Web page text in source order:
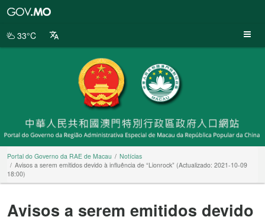
da
33°C
Portal do Governo da RAE de Macau
Notícias
Avisos a serem emitidos devido à influência de “Lionrock” (Actualizado: 2021-10-09
18:00)
Avisos a serem emitidos devido